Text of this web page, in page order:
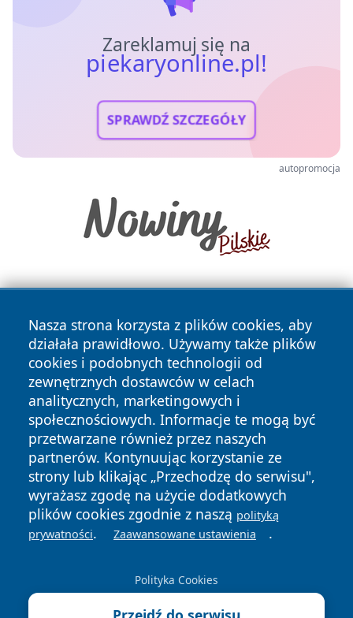
Zareklamuj się na
piekaryonline.pl!
SPRAWDŹ SZCZEGÓŁY
autopromocja
Nasza strona korzysta z plików cookies, aby
działała prawidłowo. Używamy także plików
cookies i podobnych technologii od
zewnętrznych dostawców w celach
analitycznych, marketingowych i
społecznościowych. Informacje te mogą być
przetwarzane również przez naszych
partnerów. Kontynuując korzystanie ze
strony lub klikając „Przechodzę do serwisu",
wyrażasz zgodę na użycie dodatkowych
plików cookies zgodnie z naszą polityką
prywatności. Zaawansowane ustawienia .
Polityka Cookies
Copyright © 2026 piekaryonline.pl Wszystkie prawa
zastrzeżone.
News Autorzy
Polityka
Prywatności
Polityka
Cookies